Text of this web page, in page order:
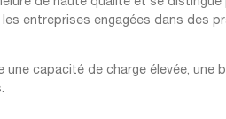
de haute qualité et se
entreprises engagées dans des
capacité de charge élevée, une